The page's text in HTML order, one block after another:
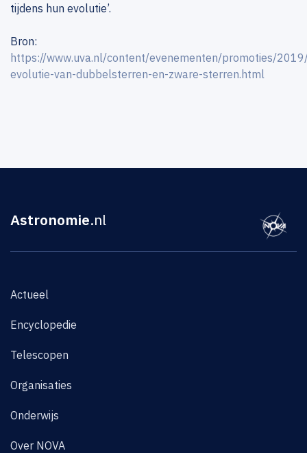
tijdens hun evolutie’.
Bron:
https://www.uva.nl/content/evenementen/promoties/
evolutie-van-dubbelsterren-en-zware-sterren.html
Astronomie.nl
Actueel
Encyclopedie
Telescopen
Organisaties
Onderwijs
Over NOVA